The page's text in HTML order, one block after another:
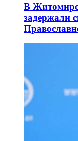
В
задержали